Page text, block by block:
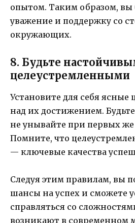
опытом. Таким образом, вы
уважение и поддержку со
окружающих.
8. Будьте
целеустремленными
Установите для себя ясные
над их достижением.
не унывайте при первых же
Помните, что
— ключевые качества
Следуя этим правилам, вы
шансы на успех и сможете
справляться со
возникают в современном